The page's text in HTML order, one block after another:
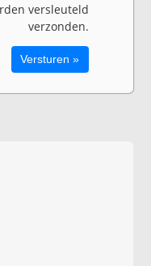
versleuteld
verzonden.